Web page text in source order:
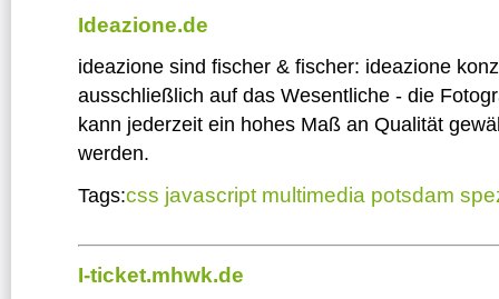
Ideazione.de
ideazione sind fischer & fischer: ideazione
ausschließlich auf das Wesentliche - die
kann jederzeit ein hohes Maß an Qualität
werden.
Tags:css javascript multimedia potsdam
I-ticket.mhwk.de